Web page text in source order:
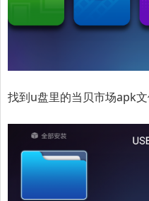
找到u盘里的当贝市场apk